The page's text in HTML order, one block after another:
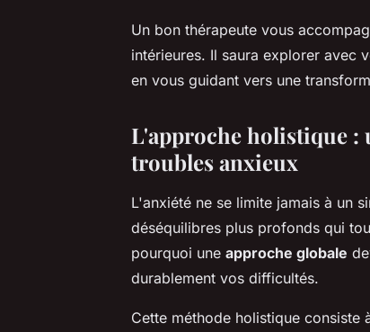
Un bon thérapeute vous
intérieures. Il saura explorer avec
en vous guidant vers une
L'approche holistique :
troubles anxieux
L'anxiété ne se limite jamais à un
déséquilibres plus profonds qui
pourquoi une approche globale
durablement vos difficultés.
Cette méthode holistique consiste